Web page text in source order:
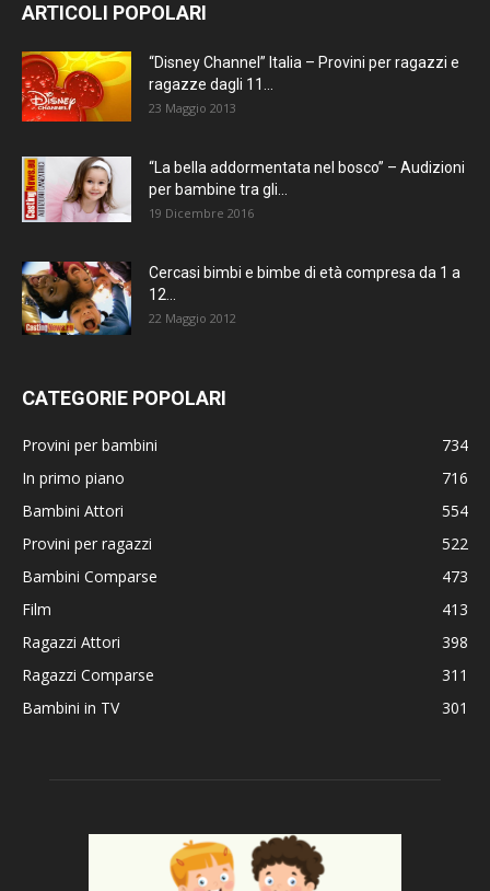
ARTICOLI POPOLARI
“Disney Channel” Italia – Provini per ragazzi e
ragazze dagli 11...
23 Maggio 2013
“La bella addormentata nel bosco” – Audizioni
per bambine tra gli...
19 Dicembre 2016
Cercasi bimbi e bimbe di età compresa da 1 a
12...
22 Maggio 2012
CATEGORIE POPOLARI
Provini per bambini
734
In primo piano
716
Bambini Attori
554
Provini per ragazzi
522
Bambini Comparse
473
Film
413
Ragazzi Attori
398
Ragazzi Comparse
311
Bambini in TV
301